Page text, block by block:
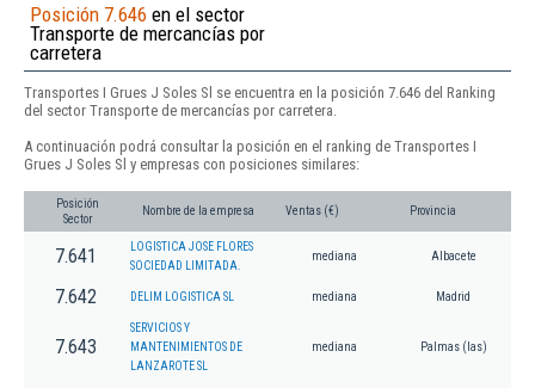
Posición 7.646 en el sector
Transporte de mercancías por
carretera
Transportes I Grues J Soles Sl se encuentra en la posición 7.646 del Ranking
del sector Transporte de mercancías por carretera.
A continuación podrá consultar la posición en el ranking de Transportes I
Grues J Soles Sl y empresas con posiciones similares:
Posición
Sector
Nombre de la empresa Ventas (€) Provincia
7.641
LOGISTICA JOSE FLORES
SOCIEDAD LIMITADA.
mediana Albacete
7.642 DELIM LOGISTICA SL mediana Madrid
7.643
SERVICIOS Y
MANTENIMIENTOS DE
LANZAROTE SL
mediana Palmas (las)